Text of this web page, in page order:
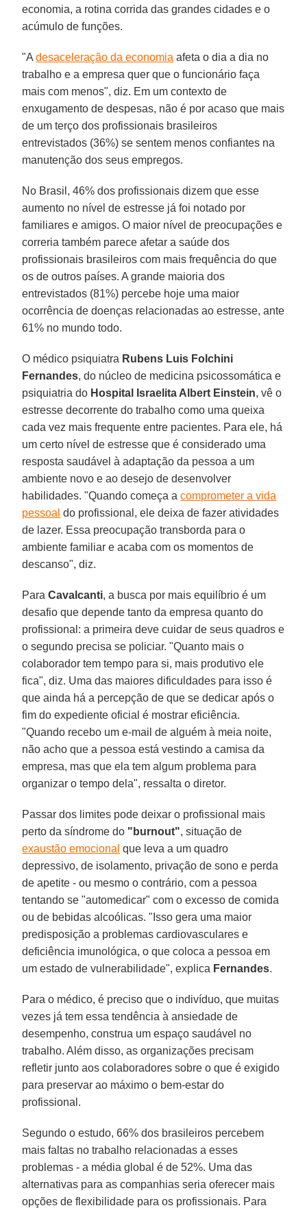
economia, a rotina corrida das grandes cidades e o
acúmulo de funções.
"Adesaceleração da economia afeta o dia a dia no
trabalho e a empresa quer que o funcionário faça
mais com menos", diz. Em um contexto de
enxugamento de despesas, não é por acaso que mais
de um terço dos profissionais brasileiros
entrevistados (36%) se sentem menos confiantes na
manutenção dos seus empregos.
No Brasil, 46% dos profissionais dizem que esse
aumento no nível de estresse já foi notado por
familiares e amigos. O maior nível de preocupações e
correria também parece afetar a saúde dos
profissionais brasileiros com mais frequência do que
os de outros países. A grande maioria dos
entrevistados (81%) percebe hoje uma maior
ocorrência de doenças relacionadas ao estresse, ante
61% no mundo todo.
O médico psiquiatra Rubens Luis Folchini
Fernandes, do núcleo de medicina psicossomática e
psiquiatria do Hospital Israelita Albert Einstein, vê o
estresse decorrente do trabalho como uma queixa
cada vez mais frequente entre pacientes. Para ele, há
um certo nível de estresse que é considerado uma
resposta saudável à adaptação da pessoa a um
ambiente novo e ao desejo de desenvolver
habilidades. "Quando começa acomprometer a vida
pessoal do profissional, ele deixa de fazer atividades
de lazer. Essa preocupação transborda para o
ambiente familiar e acaba com os momentos de
descanso", diz.
ParaCavalcanti, a busca por mais equilíbrio é um
desafio que depende tanto da empresa quanto do
profissional: a primeira deve cuidar de seus quadros e
o segundo precisa se policiar. "Quanto mais o
colaborador tem tempo para si, mais produtivo ele
fica", diz. Uma das maiores dificuldades para isso é
que ainda há a percepção de que se dedicar após o
fim do expediente oficial é mostrar eficiência.
"Quando recebo um e-mail de alguém à meia noite,
não acho que a pessoa está vestindo a camisa da
empresa, mas que ela tem algum problema para
organizar o tempo dela", ressalta o diretor.
Passar dos limites pode deixar o profissional mais
perto da síndrome do "burnout", situação de
exaustão emocional que leva a um quadro
depressivo, de isolamento, privação de sono e perda
de apetite - ou mesmo o contrário, com a pessoa
tentando se "automedicar" com o excesso de comida
ou de bebidas alcoólicas. "Isso gera uma maior
predisposição a problemas cardiovasculares e
deficiência imunológica, o que coloca a pessoa em
um estado de vulnerabilidade", explica Fernandes.
Para o médico, é preciso que o indivíduo, que muitas
vezes já tem essa tendência à ansiedade de
desempenho, construa um espaço saudável no
trabalho. Além disso, as organizações precisam
refletir junto aos colaboradores sobre o que é exigido
para preservar ao máximo o bem-estar do
profissional.
Segundo o estudo, 66% dos brasileiros percebem
mais faltas no trabalho relacionadas a esses
problemas - a média global é de 52%. Uma das
alternativas para as companhias seria oferecer mais
opções de flexibilidade para os profissionais. Para